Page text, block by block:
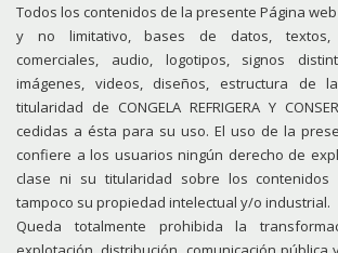
Todos los contenidos de la presente Página
y no limitativo, bases de datos, textos,
comerciales, audio, logotipos, signos
imágenes, videos, diseños, estructura de
titularidad de CONGELA REFRIGERA Y
cedidas a ésta para su uso. El uso de la
confiere a los usuarios ningún derecho de
clase ni su titularidad sobre los
tampoco su propiedad intelectual y/o industrial.
Queda totalmente prohibida la